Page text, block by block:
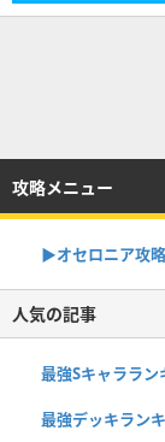
攻略メニュー
▶︎オセロニア攻
人気の記事
最強Sキャララン
最強デッキラン